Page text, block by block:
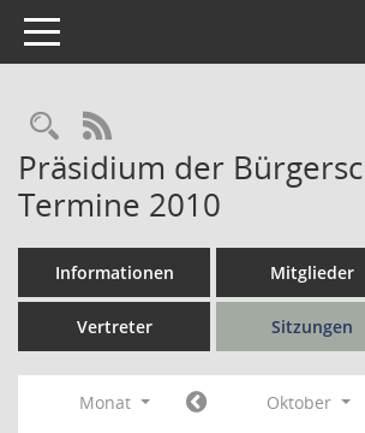
Toggle navigation
Rechercheauswahl
RSS-Feed
Präsidium der
Termine 2010
Informationen Mitglieder
Vertreter Sitzungen
Monat Oktober